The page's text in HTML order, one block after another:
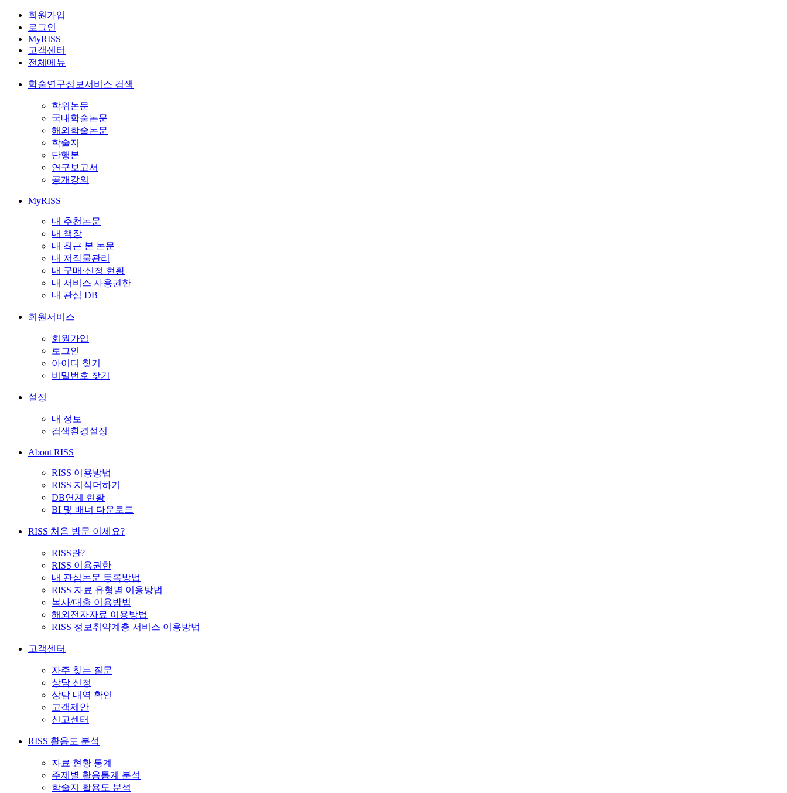
회원가입
로그인
MyRISS
고객센터
전체메뉴
학술연구정보서비스 검색
학위논문
국내학술논문
해외학술논문
학술지
단행본
연구보고서
공개강의
MyRISS
내 추천논문
내 책장
내 최근 본 논문
내 저작물관리
내 구매·신청 현황
내 서비스 사용권한
내 관심 DB
회원서비스
회원가입
로그인
아이디 찾기
비밀번호 찾기
설정
내 정보
검색환경설정
About RISS
RISS 이용방법
RISS 지식더하기
DB연계 현황
BI 및 배너 다운로드
RISS 처음 방문 이세요?
RISS란?
RISS 이용권한
내 관심논문 등록방법
RISS 자료 유형별 이용방법
복사/대출 이용방법
해외전자자료 이용방법
RISS 정보취약계층 서비스 이용방법
고객센터
자주 찾는 질문
상담 신청
상담 내역 확인
고객제안
신고센터
RISS 활용도 분석
자료 현황 통계
주제별 활용통계 분석
학술지 활용도 분석